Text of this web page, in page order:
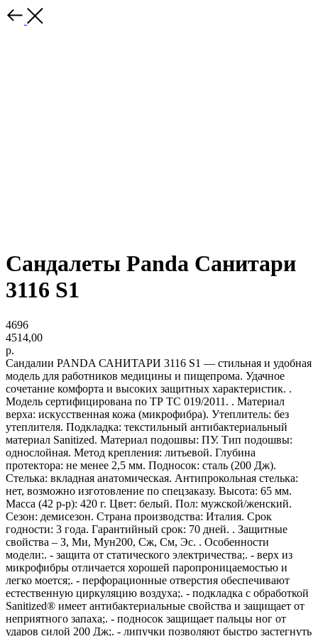
Сандалеты Panda Санитари
3116 S1
4696
4514,00
р.
Сандалии PANDA САНИТАРИ 3116 S1 — стильная и удобная
модель для работников медицины и пищепрома. Удачное
сочетание комфорта и высоких защитных характеристик. .
Модель сертифицирована по ТР ТС 019/2011. . Материал
верха: искусственная кожа (микрофибра). Утеплитель: без
утеплителя. Подкладка: текстильный антибактериальный
материал Sanitized. Материал подошвы: ПУ. Тип подошвы:
однослойная. Метод крепления: литьевой. Глубина
протектора: не менее 2,5 мм. Подносок: сталь (200 Дж).
Стелька: вкладная анатомическая. Антипрокольная стелька:
нет, возможно изготовление по спецзаказу. Высота: 65 мм.
Масса (42 р-р): 420 г. Цвет: белый. Пол: мужской/женский.
Сезон: демисезон. Страна производства: Италия. Срок
годности: 3 года. Гарантийный срок: 70 дней. . Защитные
свойства – З, Ми, Мун200, Сж, См, Эс. . Особенности
модели:. - защита от статического электричества;. - верх из
микрофибры отличается хорошей паропроницаемостью и
легко моется;. - перфорационные отверстия обеспечивают
естественную циркуляцию воздуха;. - подкладка с обработкой
Sanitized® имеет антибактериальные свойства и защищает от
неприятного запаха;. - подносок защищает пальцы ног от
ударов силой 200 Дж;. - липучки позволяют быстро застегнуть